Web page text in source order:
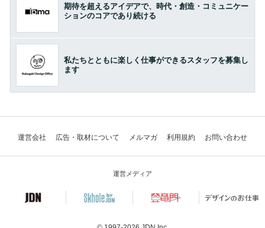
期待を超えるアイデアで、時代・創造・コミュニケー
ションのコアであり続ける
私たちとともに楽しく仕事ができるスタッフを募集し
ます
運営会社 広告・取材について メルマガ 利用規約 お問い合わせ
運営メディア